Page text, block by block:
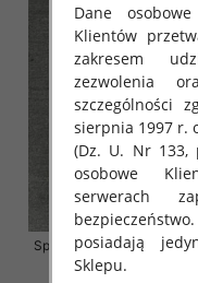
Spodnie damskie jeansy
30, 1 Kolor Paczka 10
Dane
Klientów
zakresem
zezwolenia
szczególności
sierpnia 1997 r.
(Dz. U. Nr 133,
osobowe
serwerach
posiadają
Sklepu.